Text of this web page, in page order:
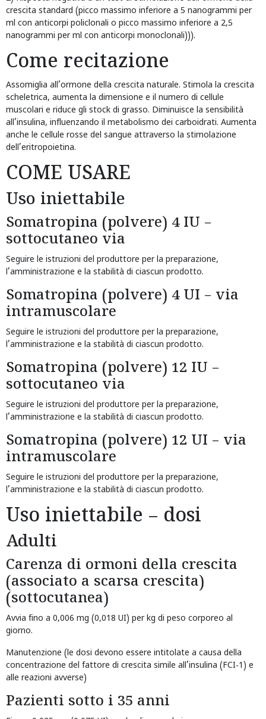
crescita standard (picco massimo inferiore a 5 nanogrammi per
ml con anticorpi policlonali o picco massimo inferiore a 2,5
nanogrammi per ml con anticorpi monoclonali))).
Come recitazione
Assomiglia all’ormone della crescita naturale. Stimola la crescita
scheletrica, aumenta la dimensione e il numero di cellule
muscolari e riduce gli stock di grasso. Diminuisce la sensibilità
all’insulina, influenzando il metabolismo dei carboidrati. Aumenta
anche le cellule rosse del sangue attraverso la stimolazione
dell’eritropoietina.
COME USARE
Uso iniettabile
Somatropina (polvere) 4 IU –
sottocutaneo via
Seguire le istruzioni del produttore per la preparazione,
l’amministrazione e la stabilità di ciascun prodotto.
Somatropina (polvere) 4 UI – via
intramuscolare
Seguire le istruzioni del produttore per la preparazione,
l’amministrazione e la stabilità di ciascun prodotto.
Somatropina (polvere) 12 IU –
sottocutaneo via
Seguire le istruzioni del produttore per la preparazione,
l’amministrazione e la stabilità di ciascun prodotto.
Somatropina (polvere) 12 UI – via
intramuscolare
Seguire le istruzioni del produttore per la preparazione,
l’amministrazione e la stabilità di ciascun prodotto.
Uso iniettabile – dosi
Adulti
Carenza di ormoni della crescita
(associato a scarsa crescita)
(sottocutanea)
Avvia fino a 0,006 mg (0,018 UI) per kg di peso corporeo al
giorno.
Manutenzione (le dosi devono essere intitolate a causa della
concentrazione del fattore di crescita simile all’insulina (FCI-1) e
alle reazioni avverse)
Pazienti sotto i 35 anni